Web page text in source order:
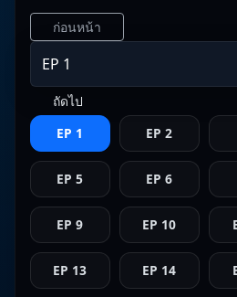
ก่อนหน้า
ถัดไป
EP 1
EP 2
EP 5 EP 6
EP 9 EP 10
EP 13 EP 14